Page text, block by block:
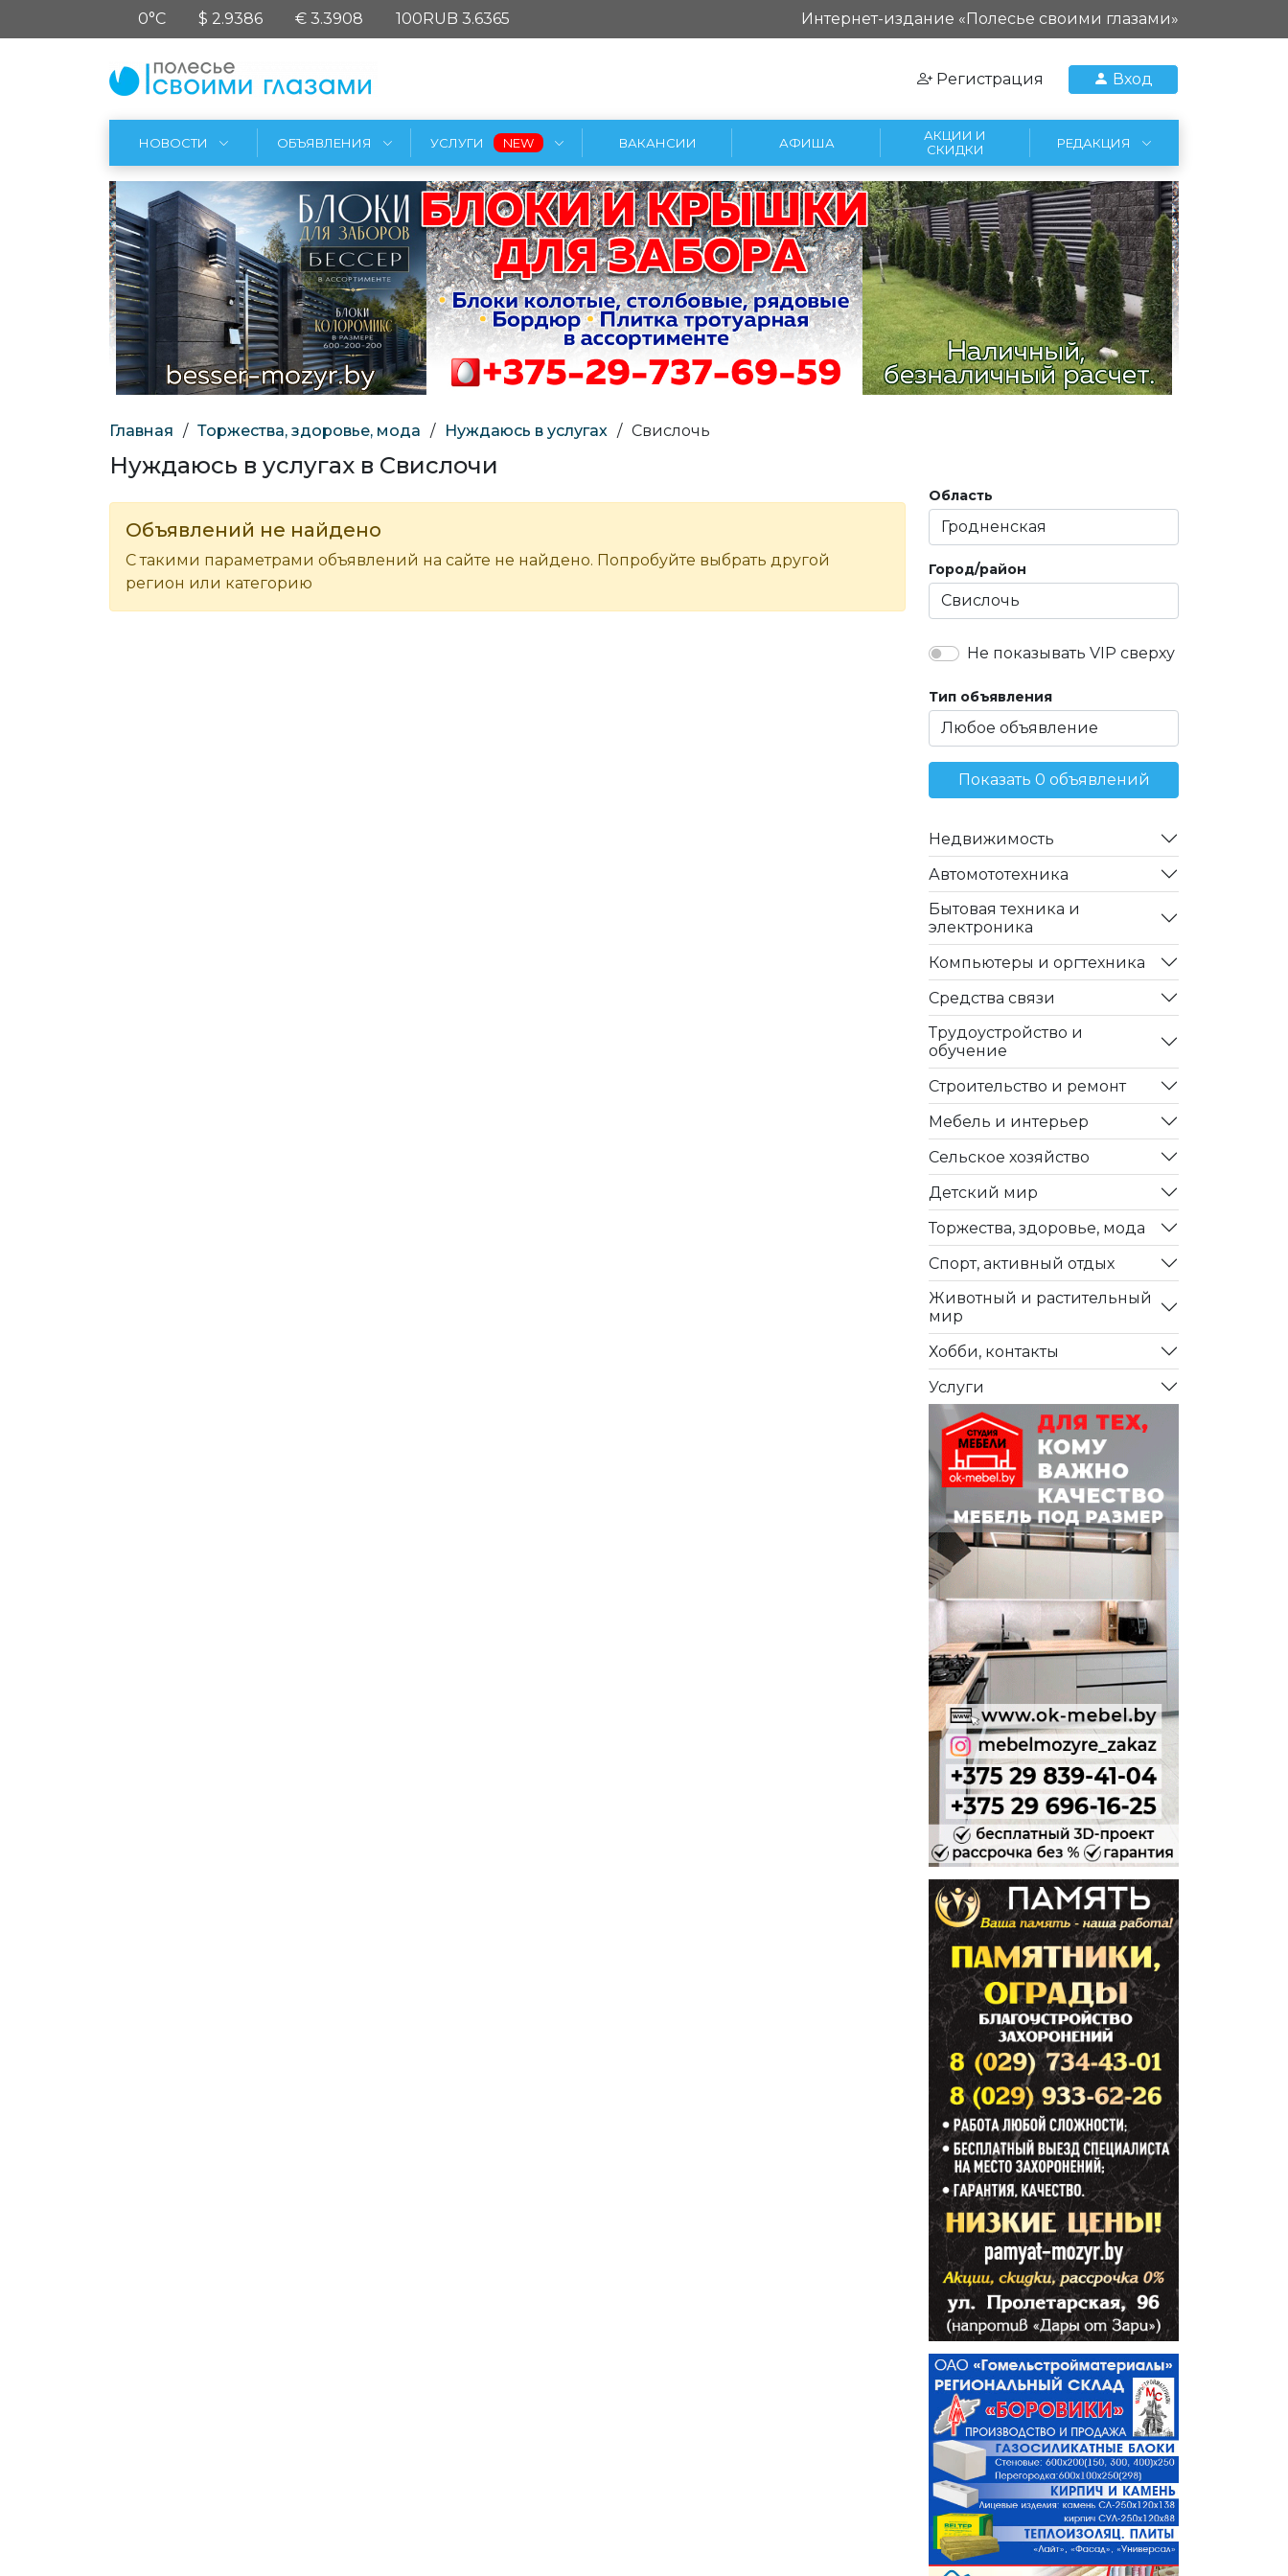
0°C $ 2.9386 € 3.3908 100RUB 3.6365 Интернет-издание «Полесье своими глазами»
Регистрация Вход
НОВОСТИ ОБЪЯВЛЕНИЯ УСЛУГИ ВАКАНСИИ АФИША
АКЦИИ И
СКИДКИ
РЕДАКЦИЯ
Главная / Торжества, здоровье, мода / Нуждаюсь в услугах / Свислочь
Нуждаюсь в услугах в Свислочи
Объявлений не найдено
С такими параметрами объявлений на сайте не найдено. Попробуйте выбрать другой
регион или категорию
Область
Город/район
Не показывать VIP сверху
Тип объявления
Показать 0 объявлений
Недвижимость
Автомототехника
Бытовая техника и
электроника
Компьютеры и оргтехника
Средства связи
Трудоустройство и
обучение
Строительство и ремонт
Мебель и интерьер
Сельское хозяйство
Детский мир
Торжества, здоровье, мода
Спорт, активный отдых
Животный и растительный
мир
Хобби, контакты
Услуги